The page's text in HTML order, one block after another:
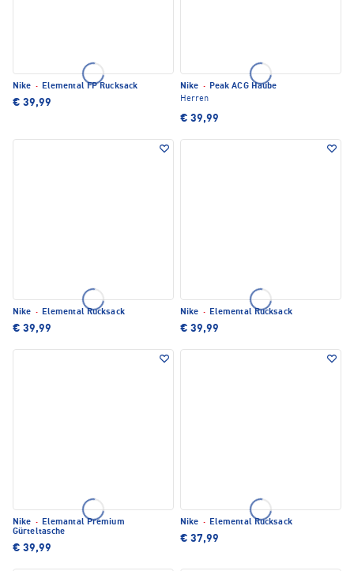
Nike · Elemental FP Rucksack
€ 39,99
Nike · Peak ACG Haube
Herren
€ 39,99
Nike · Elemental Rucksack
€ 39,99
Nike · Elemental Rucksack
€ 39,99
Nike · Elemantal Premium
Gürteltasche
€ 39,99
Nike · Elemental Rucksack
€ 37,99